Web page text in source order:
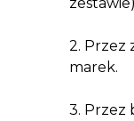
2. Przez
marek.
3. Przez